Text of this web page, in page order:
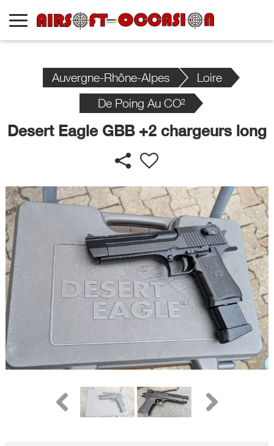
Auvergne-Rhône-Alpes
Loire
De Poing Au CO²
Desert Eagle GBB +2 chargeurs long